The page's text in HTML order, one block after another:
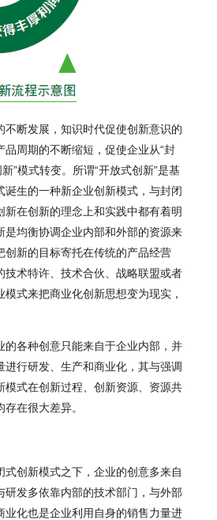
不断发展，知识时代促使创新意识的
品周期的不断缩短，促使企业从“封
”模式转变。所谓“开放式创新”是基
诞生的一种新企业创新模式，与封闭
新在创新的理念上和实践中都有着明
是均衡协调企业内部和外部的资源来
创新的目标寄托在传统的产品经营
技术特许、技术合伙、战略联盟或者
模式来把商业化创新思想变为现实，
的各种创意只能来自于企业内部，并
进行研发、生产和商业化，其与强调
模式在创新过程、创新资源、资源共
在很大差异。
式创新模式之下，企业的创意多来自
研发多依靠内部的技术部门，与外部
业化也是企业利用自身的销售力量进